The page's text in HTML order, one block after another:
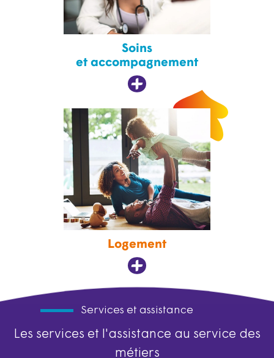
Soins
et accompagnement
Logement
Services et assistance
Les services et l'assistance au service des
métiers